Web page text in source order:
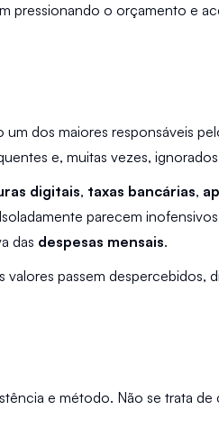
pressionando o orçamento e
um dos maiores responsáveis
e, muitas vezes,
digitais, taxas bancárias,
parecem
das despesas mensais.
valores passem despercebidos,
e método. Não se trata